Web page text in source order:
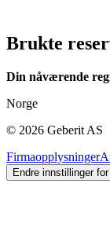
Brukte
Din nåværende
Norge
© 2026 Geberit AS
Firmaopplysninger
Endre innstillinger